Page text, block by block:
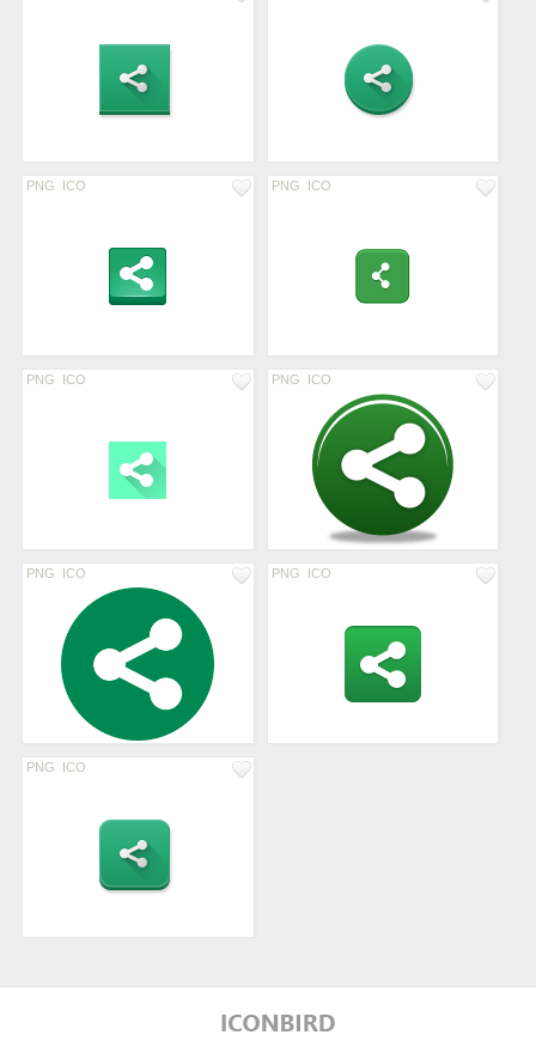
PNG ICO PNG ICO
PNG ICO PNG ICO
PNG ICO PNG ICO
PNG ICO